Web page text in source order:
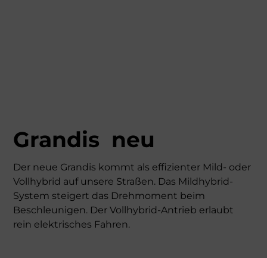
Grandis neu
Der neue Grandis kommt als effizienter Mild- oder
Vollhybrid auf unsere Straßen. Das Mildhybrid-
System steigert das Drehmoment beim
Beschleunigen. Der Vollhybrid-Antrieb erlaubt
rein elektrisches Fahren.